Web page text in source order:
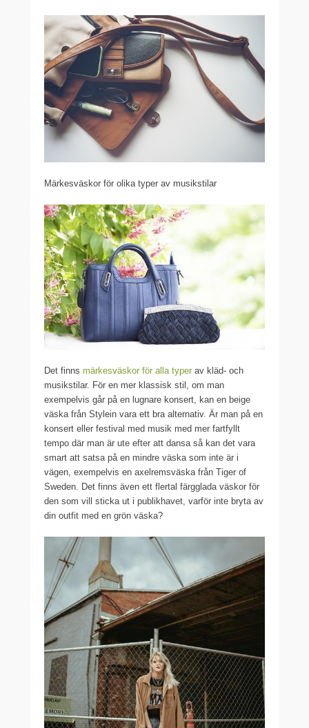
Märkesväskor för olika typer av musikstilar
Det finns märkesväskor för alla typer av kläd- och
musikstilar. För en mer klassisk stil, om man
exempelvis går på en lugnare konsert, kan en beige
väska från Stylein vara ett bra alternativ. Är man på en
konsert eller festival med musik med mer fartfyllt
tempo där man är ute efter att dansa så kan det vara
smart att satsa på en mindre väska som inte är i
vägen, exempelvis en axelremsväska från Tiger of
Sweden. Det finns även ett flertal färgglada väskor för
den som vill sticka ut i publikhavet, varför inte bryta av
din outfit med en grön väska?